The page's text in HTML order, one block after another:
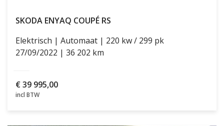
SKODA ENYAQ COUPÉ RS
Elektrisch
Automaat
220 kw / 299 pk
27/09/2022
36 202 km
€39 995,00
incl BTW